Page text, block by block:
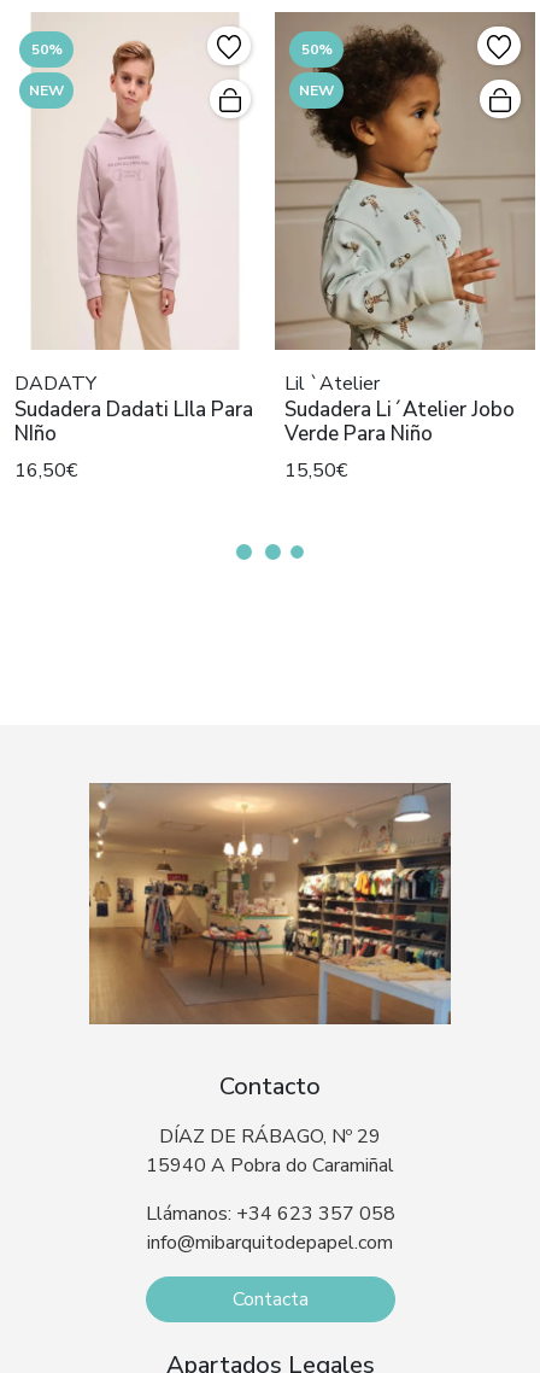
50%
NEW
DADATY
Sudadera Dadati LIla Para
NIño
16,50€
50%
NEW
Lil `Atelier
Sudadera Li´Atelier Jobo
Verde Para Niño
15,50€
Contacto
DÍAZ DE RÁBAGO, Nº 29
15940 A Pobra do Caramiñal
Llámanos: +34 623 357 058
info@mibarquitodepapel.com
Contacta
Apartados Legales